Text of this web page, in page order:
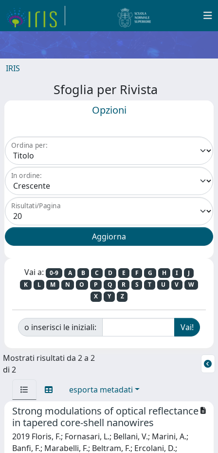
IRIS
Sfoglia per Rivista
Opzioni
Ordina per:
In ordine:
Risultati/Pagina
Vai a: 0-9 A B C D E F G H I
J
K
L M N O P Q R S T U V
W
X
Y Z
o inserisci le iniziali:
Mostrati risultati da 2 a 2
di 2
esporta metadati
Strong modulations of optical reflectance
in tapered core-shell nanowires
2019 Floris, F.; Fornasari, L.; Bellani, V.; Marini, A.;
Banfi, F.; Marabelli, F.; Beltram, F.; Ercolani, D.;